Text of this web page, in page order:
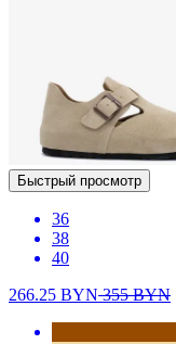
Быстрый просмотр
36
38
40
266.25 BYN355BYN